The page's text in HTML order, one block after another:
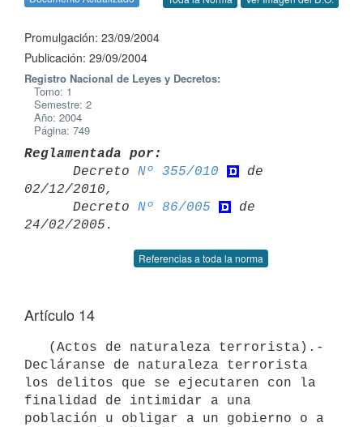
Promulgación: 23/09/2004
Publicación: 29/09/2004
Registro Nacional de Leyes y Decretos:
Tomo: 1
Semestre: 2
Año: 2004
Página: 749
Reglamentada por:
Decreto Nº 355/010
de
02/12/2010,
      Decreto
Nº 86/005
de
Referencias a toda la norma
Artículo 14
Decláranse de naturaleza terrorista
los delitos que se ejecutaren con la
finalidad de intimidar a una
población u obligar a un gobierno o a